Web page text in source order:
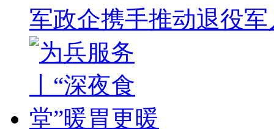
军政企携手推动退役